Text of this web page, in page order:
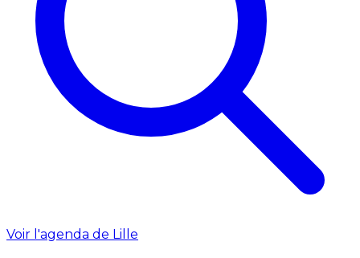
Voir l'agenda de Lille